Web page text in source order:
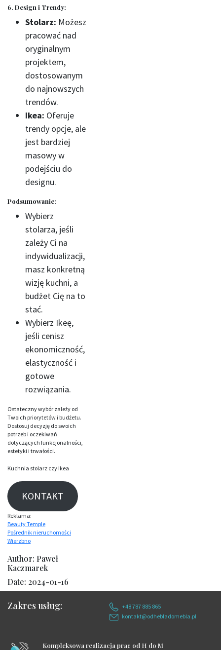
6. Design i Trendy:
Stolarz: Możesz
pracować nad
oryginalnym
projektem,
dostosowanym
do najnowszych
trendów.
Ikea: Oferuje
trendy opcje, ale
jest bardziej
masowy w
podejściu do
designu.
Podsumowanie:
Wybierz
stolarza, jeśli
zależy Ci na
indywidualizacji,
masz konkretną
wizję kuchni, a
budżet Cię na to
stać.
Wybierz Ikeę,
jeśli cenisz
ekonomiczność,
elastyczność i
gotowe
rozwiązania.
Ostateczny wybór zależy od
Twoich priorytetów i budżetu.
Dostosuj decyzję do swoich
potrzeb i oczekiwań
dotyczących funkcjonalności,
estetyki i trwałości.
Kuchnia stolarz czy Ikea
KONTAKT
Reklama:
Beauty Temple
Pośrednik nieruchomości
Wierzbno
Author: Paweł
Kaczmarek
Date: 2024-01-16
Zakres usług:
+48 787 885 865
kontakt@odhebladomebla.pl
Kompleksowa realizacja prac od H do M